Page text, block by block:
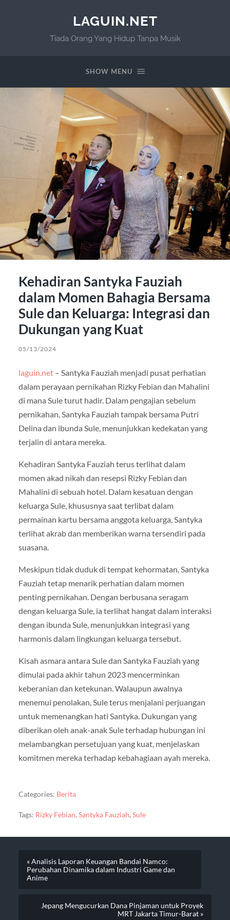
LAGUIN.NET
Tiada Orang Yang Hidup Tanpa Musik
SHOW MENU
Kehadiran Santyka Fauziah
dalam Momen Bahagia Bersama
Sule dan Keluarga: Integrasi dan
Dukungan yang Kuat
05/13/2024
laguin.net– Santyka Fauziah menjadi pusat perhatian
dalam perayaan pernikahan Rizky Febian dan Mahalini
di mana Sule turut hadir. Dalam pengajian sebelum
pernikahan, Santyka Fauziah tampak bersama Putri
Delina dan ibunda Sule, menunjukkan kedekatan yang
terjalin di antara mereka.
Kehadiran Santyka Fauziah terus terlihat dalam
momen akad nikah dan resepsi Rizky Febian dan
Mahalini di sebuah hotel. Dalam kesatuan dengan
keluarga Sule, khususnya saat terlibat dalam
permainan kartu bersama anggota keluarga, Santyka
terlihat akrab dan memberikan warna tersendiri pada
suasana.
Meskipun tidak duduk di tempat kehormatan, Santyka
Fauziah tetap menarik perhatian dalam momen
penting pernikahan. Dengan berbusana seragam
dengan keluarga Sule, ia terlihat hangat dalam interaksi
dengan ibunda Sule, menunjukkan integrasi yang
harmonis dalam lingkungan keluarga tersebut.
Kisah asmara antara Sule dan Santyka Fauziah yang
dimulai pada akhir tahun 2023 mencerminkan
keberanian dan ketekunan. Walaupun awalnya
menemui penolakan, Sule terus menjalani perjuangan
untuk memenangkan hati Santyka. Dukungan yang
diberikan oleh anak-anak Sule terhadap hubungan ini
melambangkan persetujuan yang kuat, menjelaskan
komitmen mereka terhadap kebahagiaan ayah mereka.
Categories: Berita
Tags: Rizky Febian, Santyka Fauziah, Sule
« Analisis Laporan Keuangan Bandai Namco:
Perubahan Dinamika dalam Industri Game dan
Anime
Jepang Mengucurkan Dana Pinjaman untuk Proyek
MRT Jakarta Timur-Barat »